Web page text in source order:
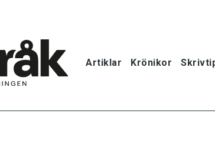
Artiklar Krönikor